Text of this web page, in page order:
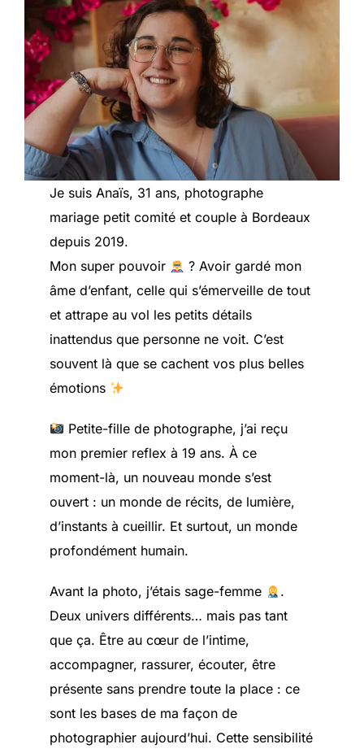
Je suis Anaïs, 31 ans, photographe
mariage petit comité et couple à Bordeaux
depuis 2019.
Mon super pouvoir
? Avoir gardé mon
âme d’enfant, celle qui s’émerveille de tout
et attrape au vol les petits détails
inattendus que personne ne voit. C’est
souvent là que se cachent vos plus belles
émotions
Petite-fille de photographe, j’ai reçu
mon premier reflex à 19 ans. À ce
moment-là, un nouveau monde s’est
ouvert : un monde de récits, de lumière,
d’instants à cueillir. Et surtout, un monde
profondément humain.
Avant la photo, j’étais sage-femme
.
Deux univers différents… mais pas tant
que ça. Être au cœur de l’intime,
accompagner, rassurer, écouter, être
présente sans prendre toute la place : ce
sont les bases de ma façon de
photographier aujourd’hui. Cette sensibilité